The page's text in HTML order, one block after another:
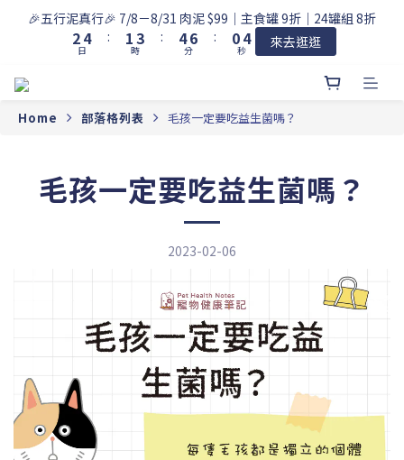
🎉五行泥真行🎉 7/8－8/31 肉泥 $99｜主食罐 9折｜24罐組 8折
3
2
1
5
4
3
0
日
:
2
1
0
4
3
2
時
:
5
4
3
0
7
6
5
2
分
:
1
0
4
3
2
秒 來去逛逛
Home 部落格列表 毛孩一定要吃益生菌嗎？
毛孩一定要吃益生菌嗎？
2023-02-06